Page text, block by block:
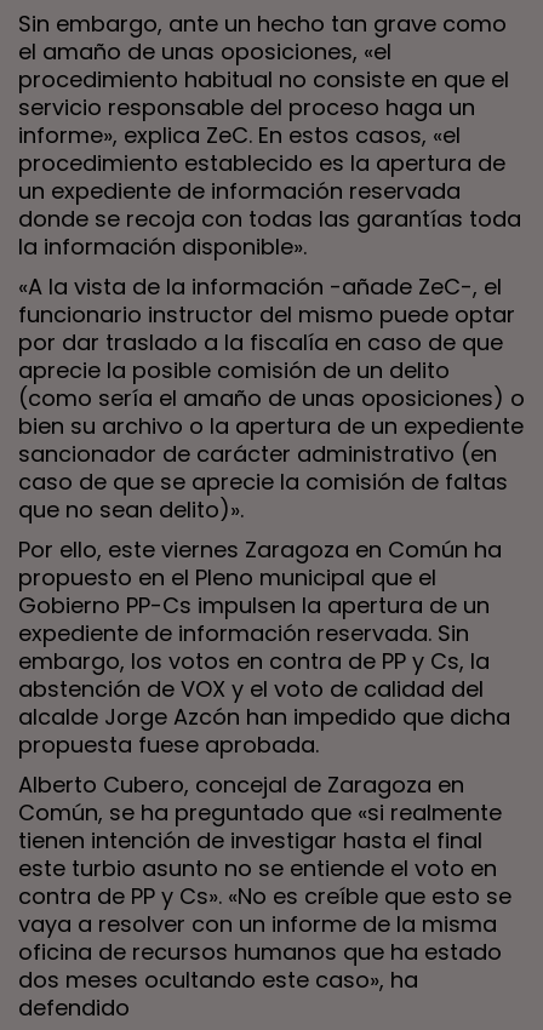
Sin embargo, ante un hecho tan grave como
el amaño de unas oposiciones, «el
procedimiento habitual no consiste en que el
servicio responsable del proceso haga un
informe», explica ZeC. En estos casos, «el
procedimiento establecido es la apertura de
un expediente de información reservada
donde se recoja con todas las garantías toda
la información disponible».
«A la vista de la información -añade ZeC-, el
funcionario instructor del mismo puede optar
por dar traslado a la fiscalía en caso de que
aprecie la posible comisión de un delito
(como sería el amaño de unas oposiciones) o
bien su archivo o la apertura de un expediente
sancionador de carácter administrativo (en
caso de que se aprecie la comisión de faltas
que no sean delito)».
Por ello, este viernes Zaragoza en Común ha
propuesto en el Pleno municipal que el
Gobierno PP-Cs impulsen la apertura de un
expediente de información reservada. Sin
embargo, los votos en contra de PP y Cs, la
abstención de VOX y el voto de calidad del
alcalde Jorge Azcón han impedido que dicha
propuesta fuese aprobada.
Alberto Cubero, concejal de Zaragoza en
Común, se ha preguntado que «si realmente
tienen intención de investigar hasta el final
este turbio asunto no se entiende el voto en
contra de PP y Cs». «No es creíble que esto se
vaya a resolver con un informe de la misma
oficina de recursos humanos que ha estado
dos meses ocultando este caso», ha
defendido